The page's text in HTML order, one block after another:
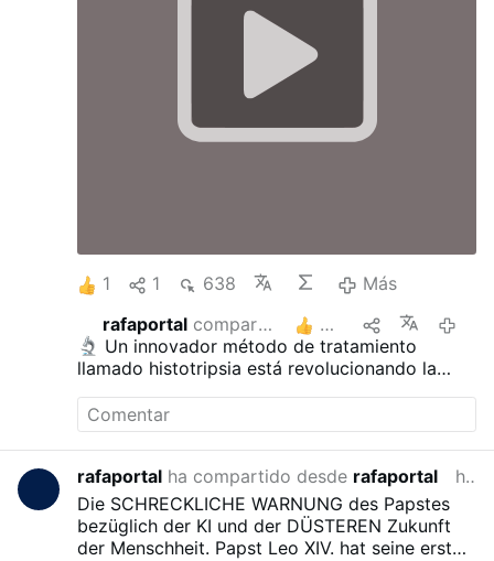
1 1 638
Más
rafaportalcompartió esto
Un innovador método de tratamiento
llamado histotripsia está revolucionando la
focalizadas para destruir mecánicamente los
tumores en cuestión de minutos, licuándolos
literalmente, sin necesidad de cirugía,
quimioterapia ni radiación. Este método fue
aprobado por la FDA en 2023 y actualmente
solo se utiliza en algunos hospitales del
mundo.
rafaportal ha compartido desde rafaportal
hace 2 meses
Die SCHRECKLICHE WARNUNG des Papstes
bezüglich der KI und der DÜSTEREN Zukunft
der Menschheit. Papst Leo XIV. hat seine erste